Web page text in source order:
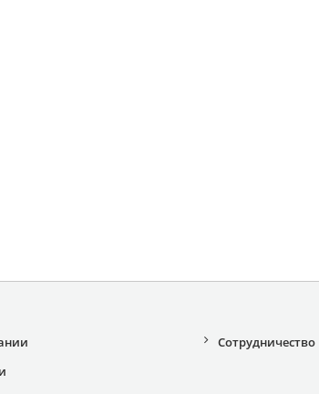
Сотрудничество